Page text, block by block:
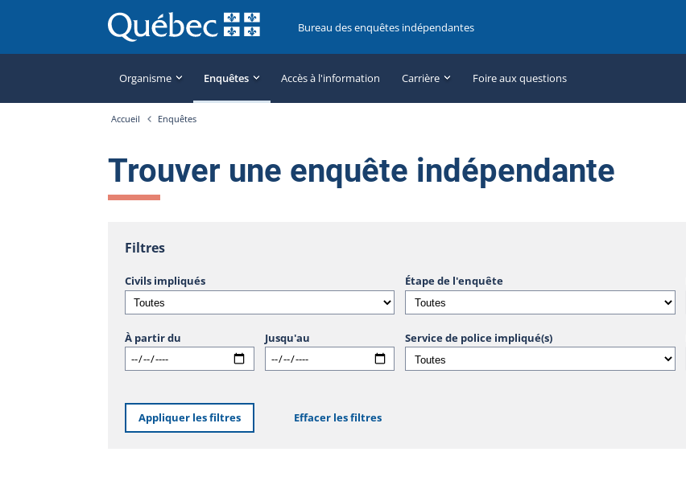
Bureau des enquêtes indépendantes
Organisme Enquêtes Accès à l'information Carrière Foire aux questions
Accueil Enquêtes
Trouver une enquête indépendante
Filtres
Civils impliqués Étape de l'enquête
À partir du Jusqu'au Service de police impliqué(s)
Appliquer les filtres Effacer les filtres